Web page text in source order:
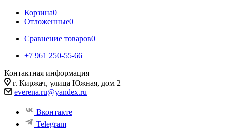
Корзина0
Отложенные0
Сравнение товаров0
+7 961 250-55-66
Контактная информация
г. Киржач, улица Южная, дом 2
everena.ru@yandex.ru
Вконтакте
Telegram